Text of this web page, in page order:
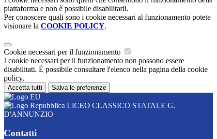
piattaforma e non è possibile disabilitarli.
Per conoscere quali sono i cookie necessari al funzionamento potete
visionare la COOKIE POLICY.
Cookie necessari per il funzionamento
I cookie necessari per il funzionamento non possono essere
disabilitati. È possibile consultare l'elenco nella pagina della cookie
policy.
Accetta tutti Salva le preferenze
LICEO CLASSICO STATALE G.
D'ANNUNZIO
Contatti